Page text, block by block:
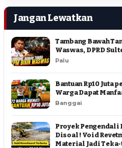
Jangan Lewatkan
Tambang Bawah
Waswas, DPRD
Palu
Bantuan Rp10 Juta
Warga Dapat
Banggai
Proyek Pengendali
Disoal ! Void
Material Jadi